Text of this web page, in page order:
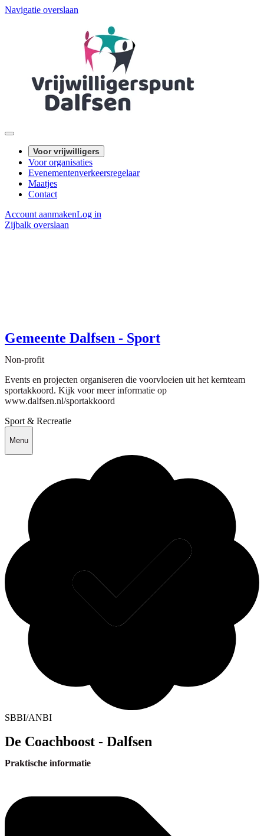
Navigatie overslaan
Voor vrijwilligers
Voor organisaties
Evenementenverkeersregelaar
Maatjes
Contact
Account aanmakenLog in
Zijbalk overslaan
Gemeente Dalfsen - Sport
Non-profit
Events en projecten organiseren die voorvloeien uit het kernteam
sportakkoord. Kijk voor meer informatie op
www.dalfsen.nl/sportakkoord
Sport & Recreatie
Menu
SBBI/ANBI
De Coachboost - Dalfsen
Praktische informatie